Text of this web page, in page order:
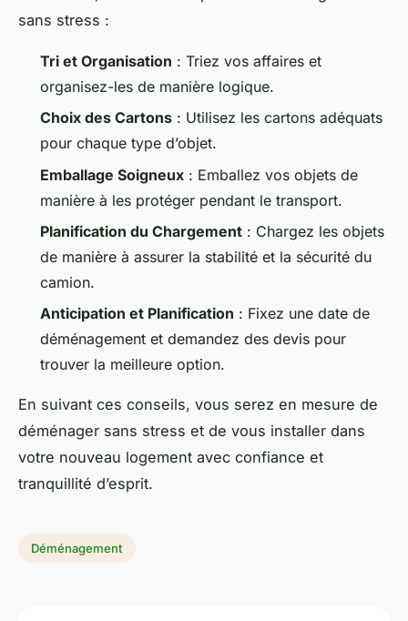
sans stress :
Tri et Organisation : Triez vos affaires et
organisez-les de manière logique.
Choix des Cartons : Utilisez les cartons adéquats
pour chaque type d’objet.
Emballage Soigneux : Emballez vos objets de
manière à les protéger pendant le transport.
Planification du Chargement : Chargez les objets
de manière à assurer la stabilité et la sécurité du
camion.
Anticipation et Planification : Fixez une date de
déménagement et demandez des devis pour
trouver la meilleure option.
En suivant ces conseils, vous serez en mesure de
déménager sans stress et de vous installer dans
votre nouveau logement avec confiance et
tranquillité d’esprit.
Déménagement